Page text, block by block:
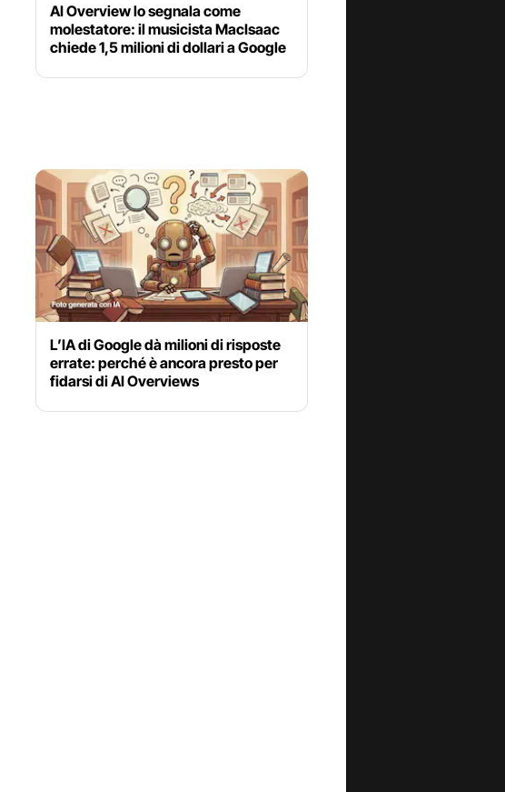
AI Overview lo segnala come
molestatore: il musicista MacIsaac
chiede 1,5 milioni di dollari a Google
L’IA di Google dà milioni di risposte
errate: perché è ancora presto per
fidarsi di AI Overviews